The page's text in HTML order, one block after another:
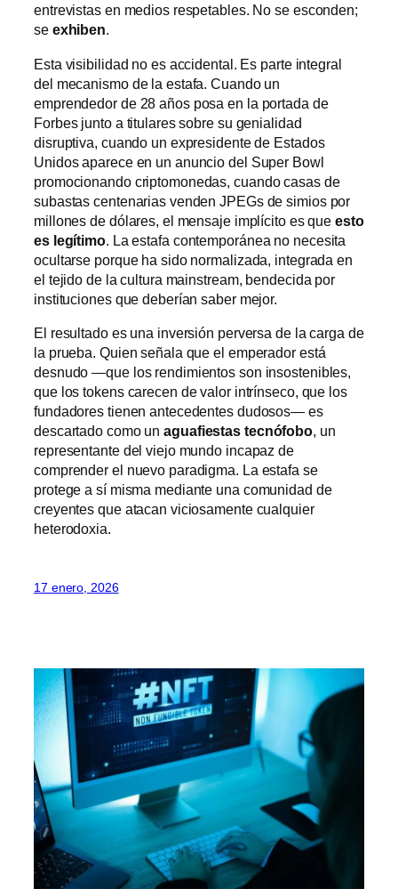
entrevistas en medios respetables. No se esconden;
se exhiben.
Esta visibilidad no es accidental. Es parte integral
del mecanismo de la estafa. Cuando un
emprendedor de 28 años posa en la portada de
Forbes junto a titulares sobre su genialidad
disruptiva, cuando un expresidente de Estados
Unidos aparece en un anuncio del Super Bowl
promocionando criptomonedas, cuando casas de
subastas centenarias venden JPEGs de simios por
millones de dólares, el mensaje implícito es queesto
es legítimo. La estafa contemporánea no necesita
ocultarse porque ha sido normalizada, integrada en
el tejido de la cultura mainstream, bendecida por
instituciones que deberían saber mejor.
El resultado es una inversión perversa de la carga de
la prueba. Quien señala que el emperador está
desnudo —que los rendimientos son insostenibles,
que los tokens carecen de valor intrínseco, que los
fundadores tienen antecedentes dudosos— es
descartado como unaguafiestas tecnófobo, un
representante del viejo mundo incapaz de
comprender el nuevo paradigma. La estafa se
protege a sí misma mediante una comunidad de
creyentes que atacan viciosamente cualquier
heterodoxia.
17 enero, 2026